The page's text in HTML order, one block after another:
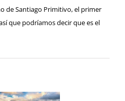
de Santiago Primitivo, el primer
que podríamos decir que es el